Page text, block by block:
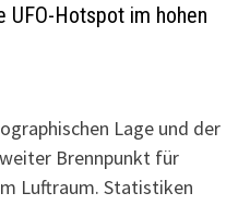
UFO-Hotspot im hohen
Lage und der
Brennpunkt für
Luftraum. Statistiken